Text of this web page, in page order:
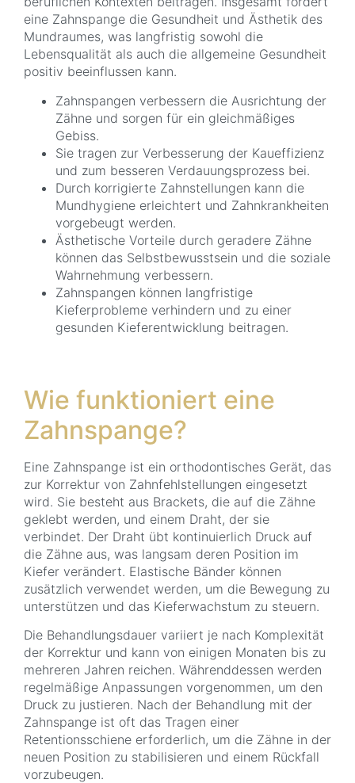
eine Zahnspange die Gesundheit und Ästhetik des
Mundraumes, was langfristig sowohl die
Lebensqualität als auch die allgemeine Gesundheit
positiv beeinflussen kann.
Zahnspangen verbessern die Ausrichtung der
Zähne und sorgen für ein gleichmäßiges
Gebiss.
Sie tragen zur Verbesserung der Kaueffizienz
und zum besseren Verdauungsprozess bei.
Durch korrigierte Zahnstellungen kann die
Mundhygiene erleichtert und Zahnkrankheiten
vorgebeugt werden.
Ästhetische Vorteile durch geradere Zähne
können das Selbstbewusstsein und die soziale
Wahrnehmung verbessern.
Zahnspangen können langfristige
Kieferprobleme verhindern und zu einer
gesunden Kieferentwicklung beitragen.
Wie funktioniert eine
Zahnspange?
Eine Zahnspange ist ein orthodontisches Gerät, das
zur Korrektur von Zahnfehlstellungen eingesetzt
wird. Sie besteht aus Brackets, die auf die Zähne
geklebt werden, und einem Draht, der sie
verbindet. Der Draht übt kontinuierlich Druck auf
die Zähne aus, was langsam deren Position im
Kiefer verändert. Elastische Bänder können
zusätzlich verwendet werden, um die Bewegung zu
unterstützen und das Kieferwachstum zu steuern.
Die Behandlungsdauer variiert je nach Komplexität
der Korrektur und kann von einigen Monaten bis zu
mehreren Jahren reichen. Währenddessen werden
regelmäßige Anpassungen vorgenommen, um den
Druck zu justieren. Nach der Behandlung mit der
Zahnspange ist oft das Tragen einer
Retentionsschiene erforderlich, um die Zähne in der
neuen Position zu stabilisieren und einem Rückfall
vorzubeugen.